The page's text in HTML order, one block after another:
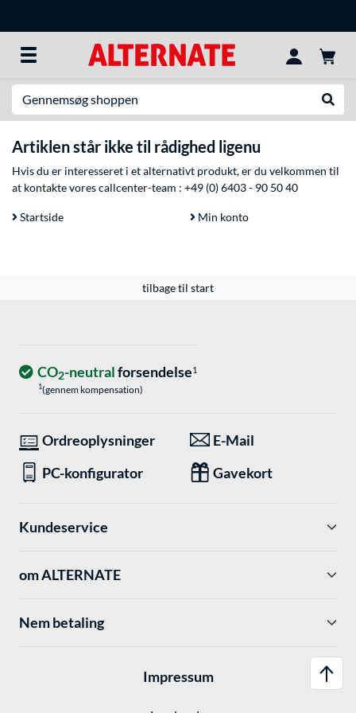
Artiklen står ikke til rådighed ligenu
Hvis du er interesseret i et alternativt produkt, er du velkommen til
at kontakte vores callcenter-team : +49 (0) 6403 - 90 50 40
Startside Min konto
tilbage til start
CO2-neutralforsendelse1
1(gennem kompensation)
Ordreoplysninger
E-Mail
PC-konfigurator
Gavekort
Kundeservice
om ALTERNATE
Nem betaling
Impressum